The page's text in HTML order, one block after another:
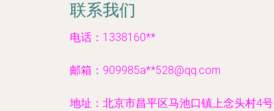
联系我们
电话：1338160**
邮箱：909985a**528@qq.com
地址：北京市昌平区马池口镇上念头村4号